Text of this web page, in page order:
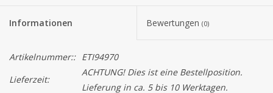
Informationen Bewertungen (0)
Artikelnummer:: ETI94970
Lieferzeit:
ACHTUNG! Dies ist eine Bestellposition.
Lieferung in ca. 5 bis 10 Werktagen.